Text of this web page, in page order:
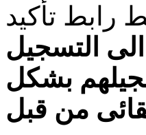
تأكيد
التسجيل
بشكل
من قبل